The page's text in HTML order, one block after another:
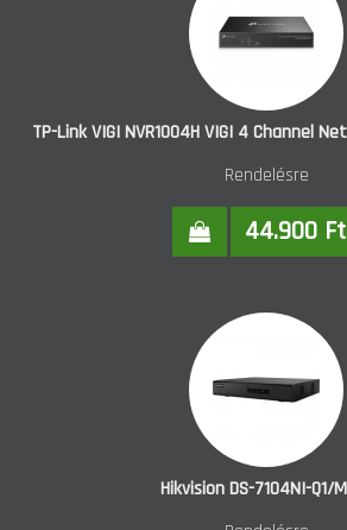
TP-Link VIGI NVR1004H VIGI 4 Channel
Rendelésre
44.900 Ft
Hikvision DS-7104NI-Q1/